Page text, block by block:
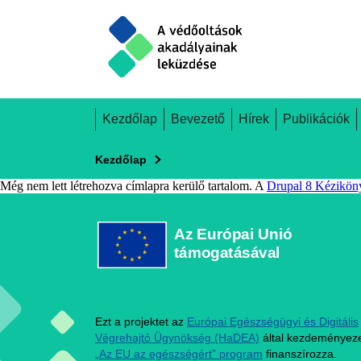
Main
navigation
Kezdőlap Bevezető Hírek Publikációk
Kezdőlap
Még nem lett létrehozva címlapra kerülő tartalom. A Drupal 8
támogatásával
Ezt a projektet az Európai Egészségügyi és Digitális
Végrehajtó Ügynökség (HaDEA) által
„Az EU az egészségért” program finanszírozza.